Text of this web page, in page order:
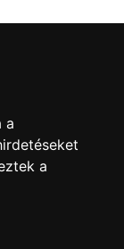
a
a
meg.
között – a